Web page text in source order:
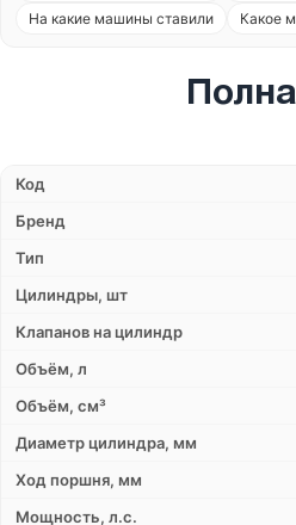
На какие машины ставили
Какое
Код
Бренд
Тип
Цилиндры, шт
Клапанов на цилиндр
Объём, л
Объём, см³
Диаметр цилиндра, мм
Ход поршня, мм
Мощность, л.с.